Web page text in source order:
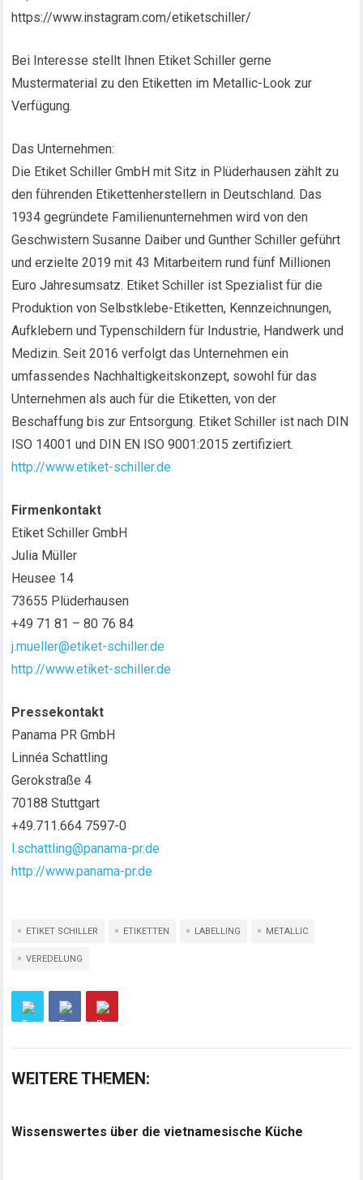
https://www.instagram.com/etiketschiller/
Bei Interesse stellt Ihnen Etiket Schiller gerne
Mustermaterial zu den Etiketten im Metallic-Look zur
Verfügung.
Das Unternehmen:
Die Etiket Schiller GmbH mit Sitz in Plüderhausen zählt zu
den führenden Etikettenherstellern in Deutschland. Das
1934 gegründete Familienunternehmen wird von den
Geschwistern Susanne Daiber und Gunther Schiller geführt
und erzielte 2019 mit 43 Mitarbeitern rund fünf Millionen
Euro Jahresumsatz. Etiket Schiller ist Spezialist für die
Produktion von Selbstklebe-Etiketten, Kennzeichnungen,
Aufklebern und Typenschildern für Industrie, Handwerk und
Medizin. Seit 2016 verfolgt das Unternehmen ein
umfassendes Nachhaltigkeitskonzept, sowohl für das
Unternehmen als auch für die Etiketten, von der
Beschaffung bis zur Entsorgung. Etiket Schiller ist nach DIN
ISO 14001 und DIN EN ISO 9001:2015 zertifiziert.
http://www.etiket-schiller.de
Firmenkontakt
Etiket Schiller GmbH
Julia Müller
Heusee 14
73655 Plüderhausen
+49 71 81 – 80 76 84
j.mueller@etiket-schiller.de
http://www.etiket-schiller.de
Pressekontakt
Panama PR GmbH
Linnéa Schattling
Gerokstraße 4
70188 Stuttgart
+49.711.664 7597-0
l.schattling@panama-pr.de
http://www.panama-pr.de
ETIKET SCHILLER ETIKETTEN LABELLING METALLIC
VEREDELUNG
WEITERE THEMEN:
Wissenswertes über die vietnamesische Küche